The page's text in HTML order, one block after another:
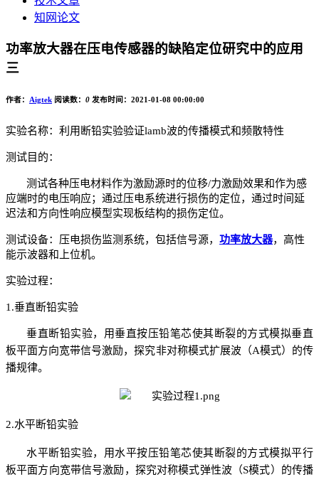
知网论文
功率放大器在压电传感器的缺陷定位研究中的应用
三
作者： Aigtek 阅读数： 0 发布时间：2021-01-08 00:00:00
实验名称：利用断铅实验验证lamb波的传播模式和频散特性
测试目的：
测试各种压电材料作为激励源时的位移/力激励效果和作为感
应端时的电压响应；通过压电系统进行损伤的定位，通过时间延
迟法和方向性响应模型实现板结构的损伤定位。
测试设备：压电损伤监测系统，包括信号源， 功率放大器，高性
能示波器和上位机。
实验过程：
1.垂直断铅实验
垂直断铅实验，用垂直按压铅笔芯使其断裂的方式模拟垂直
板平面方向宽带信号激励，探究非对称模式扩展波（A模式）的传
播规律。
2.水平断铅实验
水平断铅实验，用水平按压铅笔芯使其断裂的方式模拟平行
板平面方向宽带信号激励，探究对称模式弹性波（S模式）的传播